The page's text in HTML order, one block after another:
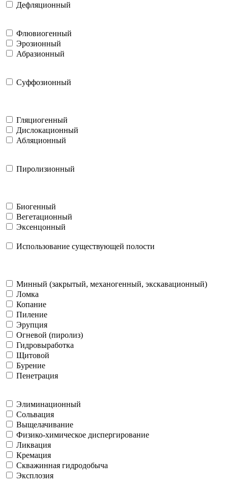
Дефляционный
Флювиогенный
Эрозионный
Абразионный
Суффозионный
Гляциогенный
Дислокационный
Абляционный
Пиролизионный
Биогенный
Вегетационный
Эксенцонный
Использование существующей полости
Минный (закрытый, механогенный, экскавационный)
Ломка
Копание
Пиление
Эрупция
Огневой (пиролиз)
Гидровыработка
Щитовой
Бурение
Пенетрация
Элиминационный
Сольвация
Выщелачивание
Физико-химическое диспергирование
Ликвация
Кремация
Скважинная гидродобыча
Эксплозия